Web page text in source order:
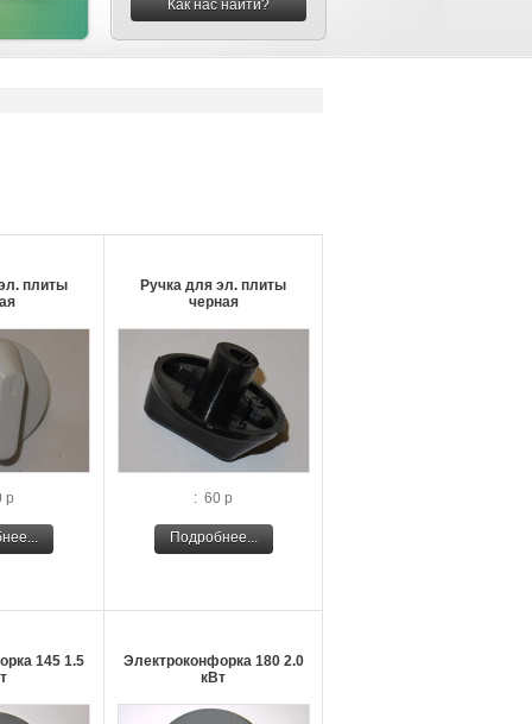
Как нас найти?
плиты
р
Ручка для эл. плиты
черная
: 60 р
Подробнее...
145 1.5
Электроконфорка 180 2.0
кВт